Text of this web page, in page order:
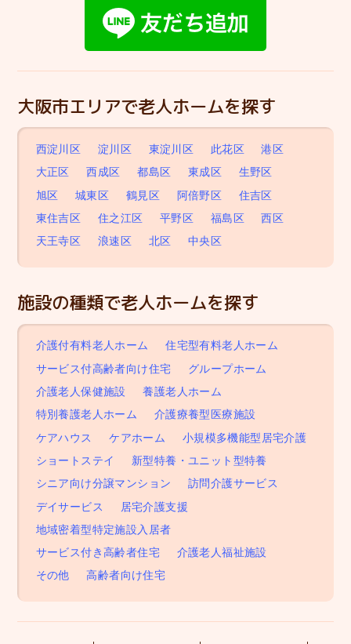
大阪市エリアで老人ホームを探す
西淀川区 淀川区 東淀川区 此花区
港区
大正区
西成区 都島区 東成区
生野区
旭区
城東区 鶴見区 阿倍野区
住吉区
東住吉区
住之江区 平野区 福島区
西区
天王寺区
浪速区 北区 中央区
施設の種類で老人ホームを探す
介護付有料老人ホーム
住宅型有料老人ホーム
サービス付高齢者向け住宅
グループホーム
介護老人保健施設
養護老人ホーム
特別養護老人ホーム
介護療養型医療施設
ケアハウス
ケアホーム
小規模多機能型居宅介護
ショートステイ
新型特養・ユニット型特養
シニア向け分譲マンション
訪問介護サービス
デイサービス
居宅介護支援
地域密着型特定施設入居者
サービス付き高齢者住宅
介護老人福祉施設
その他
高齢者向け住宅